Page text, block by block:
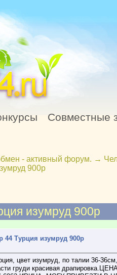
Совместные
- активный форум. →
900р
изумруд 900р
Турция изумруд 900р
цвет изумруд, по талии 36-
груди красивая